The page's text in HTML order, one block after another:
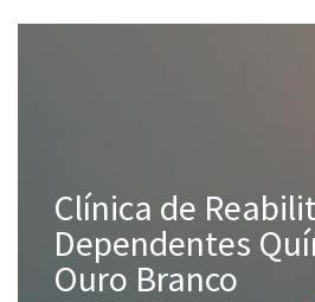
CONTATO
Clínica de
Dependentes
Ouro Branco